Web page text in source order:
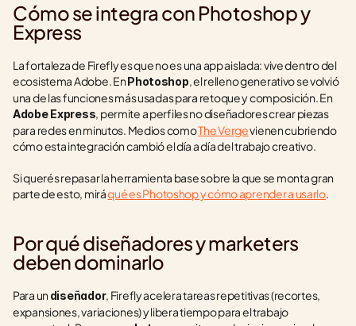
Cómo se integra con Photoshop y
Express
La fortaleza de Firefly es que no es una app aislada: vive dentro del
ecosistema Adobe. En Photoshop, el relleno generativo se volvió
Adobe Express, permite a perfiles no diseñadores crear piezas
para redes en minutos. Medios como The Verge vienen cubriendo
cómo esta integración cambió el día a día del trabajo creativo.
Si querés repasar la herramienta base sobre la que se monta gran
parte de esto, mirá qué es Photoshop y cómo aprender a usarlo.
Por qué diseñadores y marketers
deben dominarlo
Para un diseñador, Firefly acelera tareas repetitivas (recortes,
expansiones, variaciones) y libera tiempo para el trabajo